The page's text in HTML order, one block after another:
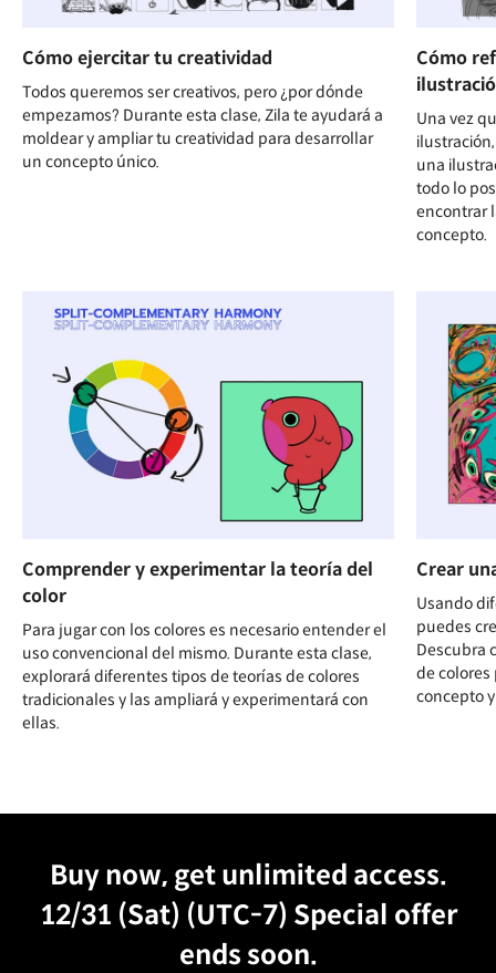
Cómo ejercitar tu creatividad
Todos queremos ser creativos, pero ¿por dónde
empezamos? Durante esta clase, Zila te ayudará a
moldear y ampliar tu creatividad para desarrollar
un concepto único.
Cómo
Una vez
una
todo lo
encontrar
concepto.
Comprender y experimentar la teoría del
color
Para jugar con los colores es necesario entender el
uso convencional del mismo. Durante esta clase,
explorará diferentes tipos de teorías de colores
tradicionales y las ampliará y experimentará con
ellas.
Crear
Usando
puedes
Descubra
de colores
concepto
Buy now, get unlimited access.
12/31 (Sat) (UTC-7) Special offer
ends soon.